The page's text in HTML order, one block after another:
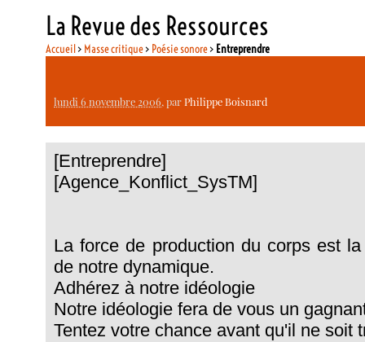
La Revue des Ressources
Accueil> Masse critique> Poésie sonore> Entreprendre
lundi 6 novembre 2006, parPhilippe Boisnard
[Entreprendre]
[Agence_Konflict_SysTM]
La force de production du corps est
de notre dynamique.
Adhérez à notre idéologie
Notre idéologie fera de vous un
Tentez votre chance avant qu'il ne soit